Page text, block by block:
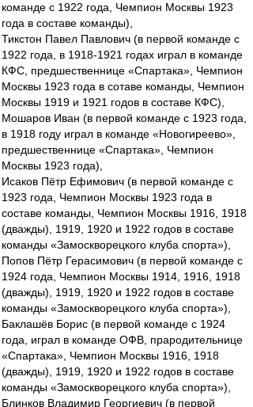
команде с 1922 года, Чемпион Москвы 1923
года в составе команды),
Тикстон Павел Павлович (в первой команде с
1922 года, в 1918-1921 годах играл в команде
КФС, предшественнице «Спартака», Чемпион
Москвы 1923 года в сотаве команды, Чемпион
Москвы 1919 и 1921 годов в составе КФС),
Мошаров Иван (в первой команде с 1923 года,
в 1918 году играл в команде «Новогиреево»,
предшественнице «Спартака», Чемпион
Москвы 1923 года),
Исаков Пётр Ефимович (в первой команде с
1923 года, Чемпион Москвы 1923 года в
составе команды, Чемпион Москвы 1916, 1918
(дважды), 1919, 1920 и 1922 годов в составе
команды «Замоскворецкого клуба спорта»),
Попов Пётр Герасимович (в первой команде с
1924 года, Чемпион Москвы 1914, 1916, 1918
(дважды), 1919, 1920 и 1922 годов в составе
команды «Замоскворецкого клуба спорта»),
Баклашёв Борис (в первой команде с 1924
года, играл в команде ОФВ, прародительнице
«Спартака», Чемпион Москвы 1916, 1918
(дважды), 1919, 1920 и 1922 годов в составе
команды «Замоскворецкого клуба спорта»),
Блинков Владимир Георгиевич (в первой